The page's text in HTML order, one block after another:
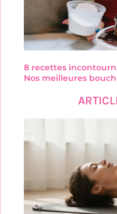
8 recettes
Nos meilleures